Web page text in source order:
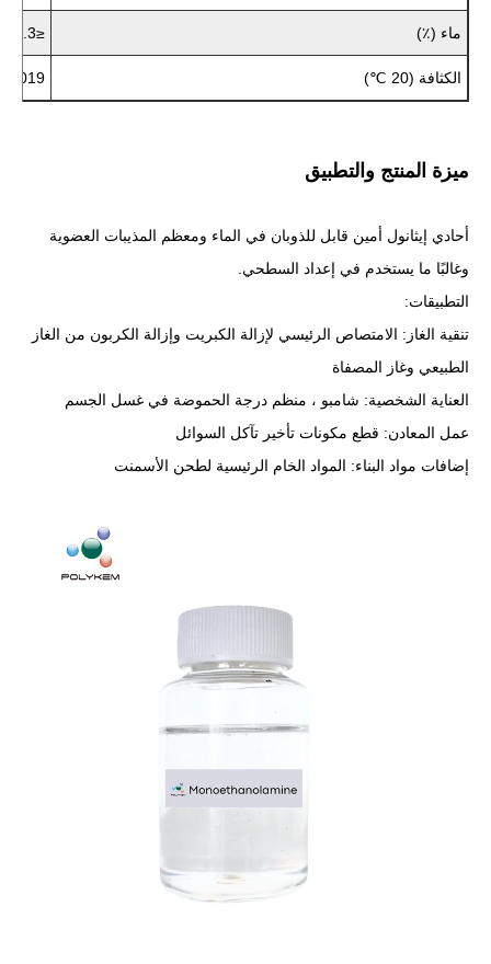
ماء (٪) ≤0.3
الكثافة (20 ℃) 1.019
ميزة المنتج والتطبيق
أحادي إيثانول أمين قابل للذوبان في الماء ومعظم المذيبات العضوية
وغالبًا ما يستخدم في إعداد السطحي.
التطبيقات:
تنقية الغاز: الامتصاص الرئيسي لإزالة الكبريت وإزالة الكربون من الغاز
الطبيعي وغاز المصفاة
العناية الشخصية: شامبو ، منظم درجة الحموضة في غسل الجسم
عمل المعادن: قطع مكونات تأخير تآكل السوائل
إضافات مواد البناء: المواد الخام الرئيسية لطحن الأسمنت